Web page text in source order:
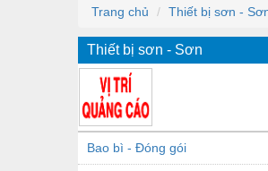
Trang chủ Thiết bị sơn -
Thiết bị sơn - Sơn
Bao bì - Đóng gói